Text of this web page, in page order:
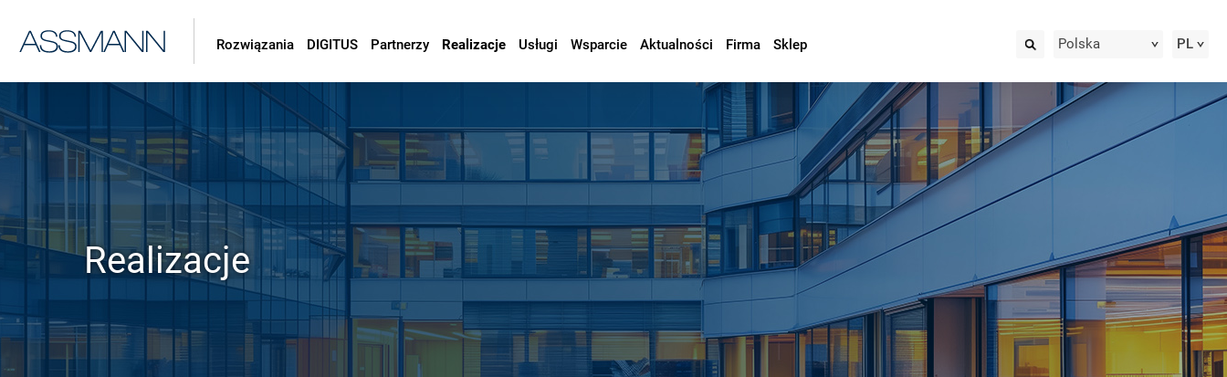
Polska PL
Rozwiązania DIGITUS Partnerzy Realizacje Usługi Wsparcie Aktualności Firma Sklep
Realizacje